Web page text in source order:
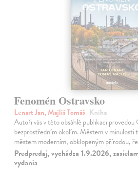
Fenomén Ostravsko
Lenart Jan, Majliš Tomáš| Kniha
Autoři vás v této obsáhlé publikaci provedou
bezprostředním okolím. Městem v minulosti
městem moderním, obklopeným přírodou,
Predpredaj, vychádza 1.9.2026,
vydania